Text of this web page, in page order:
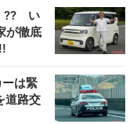
?? い
が徹底
は緊
道路交